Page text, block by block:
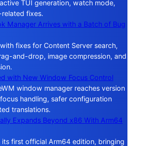
TUI generation, watch mode,
fixes.
Manager Arrives with a Batch of Bug
fixes for Content Server search,
and-drop, image compression, and
with New Window Focus Control
window manager reaches version
handling, safer configuration
translations.
Expands Beyond x86 With Arm64
its first official Arm64 edition, bringing